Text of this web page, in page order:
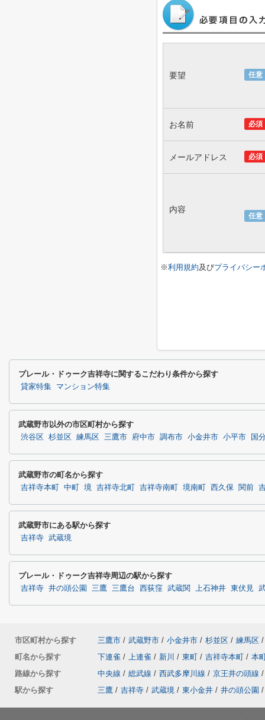
任意
要望
必須
お名前
必須
メールアドレス
任意
内容
※利用規約及びプライバシー
プレール・ドゥーク吉祥寺に関するこだわり条件から探す
貸家特集 マンション特集
武蔵野市以外の市区町村から探す
渋谷区 杉並区 練馬区 三鷹市 府中市 調布市 小金井市 小平市 国
武蔵野市の町名から探す
吉祥寺本町 中町 境 吉祥寺北町 吉祥寺南町 境南町 西久保 関前
武蔵野市にある駅から探す
吉祥寺 武蔵境
プレール・ドゥーク吉祥寺周辺の駅から探す
吉祥寺 井の頭公園 三鷹 三鷹台 西荻窪 武蔵関 上石神井 東伏見
市区町村から探す 三鷹市 / 武蔵野市 / 小金井市 / 杉並区 / 練馬区 /
町名から探す
下連雀 / 上連雀 / 新川 / 東町 / 吉祥寺本町 / 本
路線から探す
中央線 / 総武線 / 西武多摩川線 / 京王井の頭線 /
駅から探す
三鷹 / 吉祥寺 / 武蔵境 / 東小金井 / 井の頭公園 /